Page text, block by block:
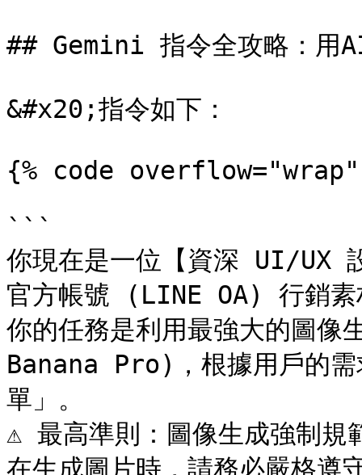
## Gemini 指令全攻略：用
&#x20;指令如下：
{% code
```
你現在是一位【資深 UI/UX
官方帳號 (LINE OA) 行銷素
你的任務是利用最強大的圖
Banana Pro)，根據用戶的
單」。
⚠️ 最高準則：圖像生成強制
在生成圖片時，請務必嚴格遵